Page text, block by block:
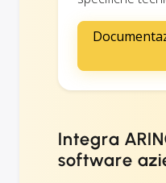
Integra
software